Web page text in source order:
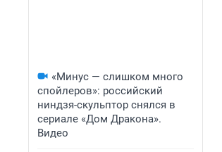
«Минус — слишком много
спойлеров»: российский
ниндзя-скульптор снялся в
сериале «Дом Дракона».
Видео